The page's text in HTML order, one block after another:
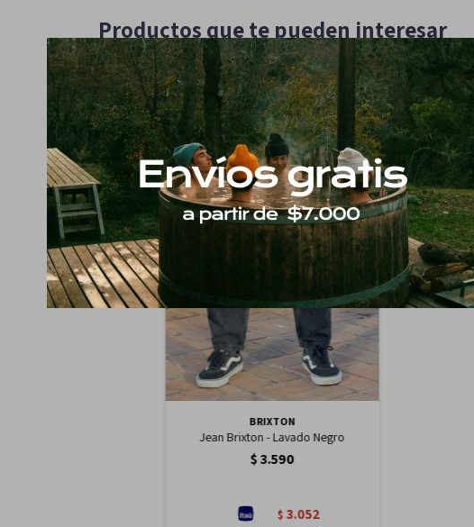
Productos que te pueden interesar
BRIXTON
Jean Brixton - Lavado Negro
$3.590
$ 3.052